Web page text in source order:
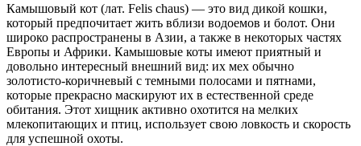
Камышовый кот (лат. Felis chaus) — это вид дикой кошки,
который предпочитает жить вблизи водоемов и болот. Они
широко распространены в Азии, а также в некоторых частях
Европы и Африки. Камышовые коты имеют приятный и
довольно интересный внешний вид: их мех обычно
золотисто-коричневый с темными полосами и пятнами,
которые прекрасно маскируют их в естественной среде
обитания. Этот хищник активно охотится на мелких
млекопитающих и птиц, использует свою ловкость и скорость
для успешной охоты.